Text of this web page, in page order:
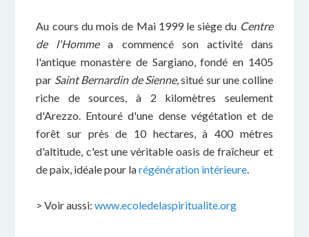
Au cours du mois de Mai 1999 le siège du Centre
de l'Hommea commencé son activité dans
l'antique monastère de Sargiano, fondé en 1405
par Saint Bernardin de Sienne,situé sur une colline
riche de sources, à 2 kilomètres seulement
d'Arezzo. Entouré d'une dense végétation et de
forêt sur près de 10 hectares, à 400 mètres
d'altitude, c'est une véritable oasis de fraîcheur et
de paix, idéale pour larégénération intérieure.
> Voir aussi:www.ecoledelaspiritualite.org